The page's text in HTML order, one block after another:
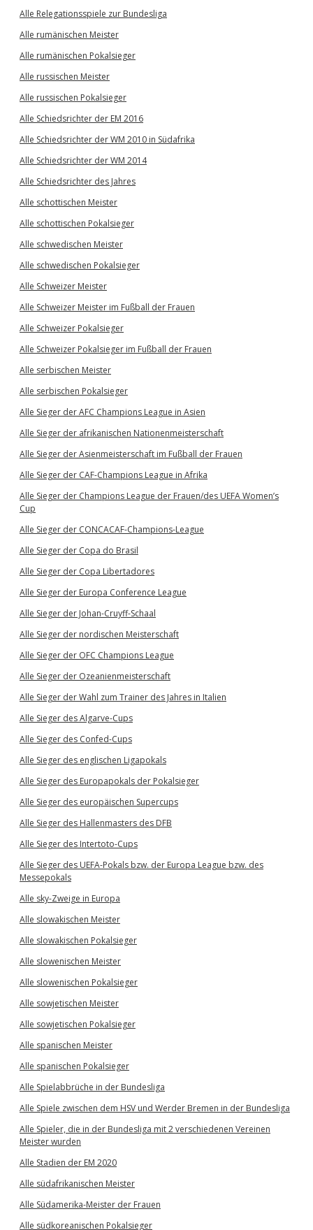
Alle Relegationsspiele zur Bundesliga
Alle rumänischen Meister
Alle rumänischen Pokalsieger
Alle russischen Meister
Alle russischen Pokalsieger
Alle Schiedsrichter der EM 2016
Alle Schiedsrichter der WM 2010 in Südafrika
Alle Schiedsrichter der WM 2014
Alle Schiedsrichter des Jahres
Alle schottischen Meister
Alle schottischen Pokalsieger
Alle schwedischen Meister
Alle schwedischen Pokalsieger
Alle Schweizer Meister
Alle Schweizer Meister im Fußball der Frauen
Alle Schweizer Pokalsieger
Alle Schweizer Pokalsieger im Fußball der Frauen
Alle serbischen Meister
Alle serbischen Pokalsieger
Alle Sieger der AFC Champions League in Asien
Alle Sieger der afrikanischen Nationenmeisterschaft
Alle Sieger der Asienmeisterschaft im Fußball der Frauen
Alle Sieger der CAF-Champions League in Afrika
Alle Sieger der Champions League der Frauen/des UEFA Women’s
Cup
Alle Sieger der CONCACAF-Champions-League
Alle Sieger der Copa do Brasil
Alle Sieger der Copa Libertadores
Alle Sieger der Europa Conference League
Alle Sieger der Johan-Cruyff-Schaal
Alle Sieger der nordischen Meisterschaft
Alle Sieger der OFC Champions League
Alle Sieger der Ozeanienmeisterschaft
Alle Sieger der Wahl zum Trainer des Jahres in Italien
Alle Sieger des Algarve-Cups
Alle Sieger des Confed-Cups
Alle Sieger des englischen Ligapokals
Alle Sieger des Europapokals der Pokalsieger
Alle Sieger des europäischen Supercups
Alle Sieger des Hallenmasters des DFB
Alle Sieger des Intertoto-Cups
Alle Sieger des UEFA-Pokals bzw. der Europa League bzw. des
Messepokals
Alle sky-Zweige in Europa
Alle slowakischen Meister
Alle slowakischen Pokalsieger
Alle slowenischen Meister
Alle slowenischen Pokalsieger
Alle sowjetischen Meister
Alle sowjetischen Pokalsieger
Alle spanischen Meister
Alle spanischen Pokalsieger
Alle Spielabbrüche in der Bundesliga
Alle Spiele zwischen dem HSV und Werder Bremen in der Bundesliga
Alle Spieler, die in der Bundesliga mit 2 verschiedenen Vereinen
Meister wurden
Alle Stadien der EM 2020
Alle südafrikanischen Meister
Alle Südamerika-Meister der Frauen
Alle südkoreanischen Pokalsieger